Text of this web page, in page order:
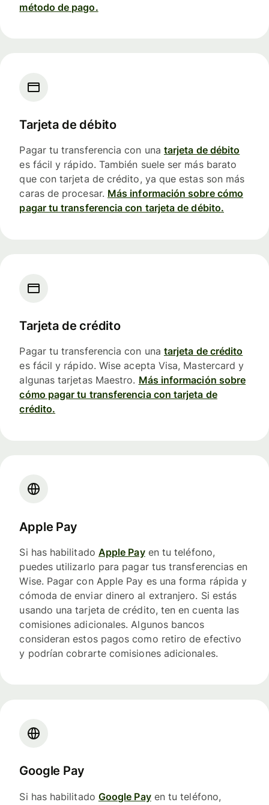
método de pago.
Tarjeta de débito
Pagar tu transferencia con una tarjeta de débito
es fácil y rápido. También suele ser más barato
que con tarjeta de crédito, ya que estas son más
caras de procesar. Más información sobre cómo
pagar tu transferencia con tarjeta de débito.
Tarjeta de crédito
Pagar tu transferencia con una tarjeta de crédito
es fácil y rápido. Wise acepta Visa, Mastercard y
algunas tarjetas Maestro. Más información sobre
cómo pagar tu transferencia con tarjeta de
crédito.
Apple Pay
Si has habilitado Apple Payen tu teléfono,
puedes utilizarlo para pagar tus transferencias en
Wise. Pagar con Apple Pay es una forma rápida y
cómoda de enviar dinero al extranjero. Si estás
usando una tarjeta de crédito, ten en cuenta las
comisiones adicionales. Algunos bancos
consideran estos pagos como retiro de efectivo
y podrían cobrarte comisiones adicionales.
Google Pay
Si has habilitado Google Payen tu teléfono,